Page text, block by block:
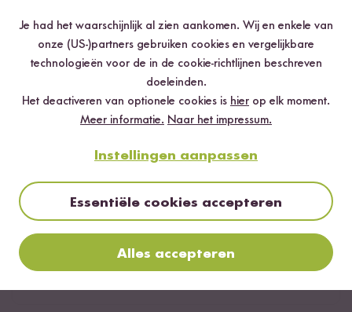
Rijstkoker Starter Set Wit met Standaard
Binnenpan
Basis Rijstkoker Wit met Standaard Binnenpan
Vind jouw lievelingsrijst Set (8 x 200 g)
Rijstzeef Aubergine
Rijstkoker Starter Set Wit met Keramische Coating
Vind jouw lievelingsrijst Set (8 x 200 g)
2personen vonden deze beoordeling nuttig
Melden
einfach, saulecker!
1persoon vond deze beoordeling nuttig
Melden
Je had het waarschijnlijk al zien aankomen. Wij en enkele van
onze (US-)partners gebruiken cookies en vergelijkbare
technologieën voor de in de cookie-richtlijnen beschreven
doeleinden.
Het deactiveren van optionele cookies is hier op elk moment.
Meer informatie. Naar het impressum.
Instellingen aanpassen
Essentiële cookies accepteren
Alles accepteren